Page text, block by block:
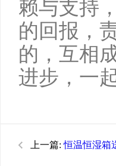
赖与支持
的回报，
的，互相
进步，一
上一篇:恒温恒湿箱